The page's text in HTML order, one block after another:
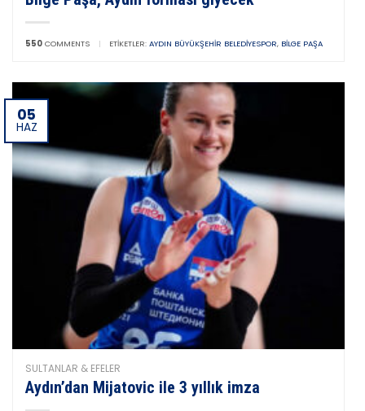
550 COMMENTS | ETIKETLER: AYDIN BÜYÜKŞEHIR BELEDIYESPOR, BILGE PAŞA
05
HAZ
SULTANLAR & EFELER
Aydın’dan Mijatovic ile 3 yıllık imza